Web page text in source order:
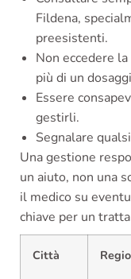
Fildena,
preesistenti.
Non eccedere
più di un
Essere
gestirli.
Segnalare
Una gestione
un aiuto, non una
il medico su
chiave per un
Città